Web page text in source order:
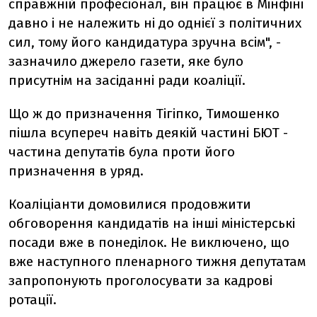
справжній професіонал, він працює в Мінфіні
давно і не належить ні до однієї з політичних
сил, тому його кандидатура зручна всім", -
зазначило джерело газети, яке було
присутнім на засіданні ради коаліції.
Що ж до призначення Тігіпко, Тимошенко
пішла всупереч навіть деякій частині БЮТ -
частина депутатів була проти його
призначення в уряд.
Коаліціанти домовилися продовжити
обговорення кандидатів на інші міністерські
посади вже в понеділок. Не виключено, що
вже наступного пленарного тижня депутатам
запропонують проголосувати за кадрові
ротації.